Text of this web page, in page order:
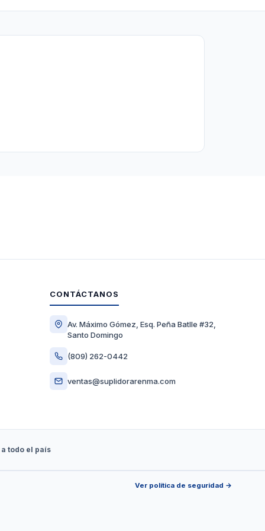
CONTÁCTANOS
Av. Máximo Gómez, Esq. Peña Batlle #32,
Santo Domingo
(809) 262-0442
ventas@suplidorarenma.com
todo el país
Ver política de seguridad →